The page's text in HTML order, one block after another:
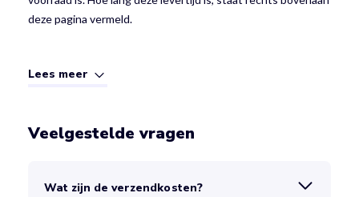
deze pagina vermeld.
Lees meer
Veelgestelde vragen
Wat zijn de verzendkosten?